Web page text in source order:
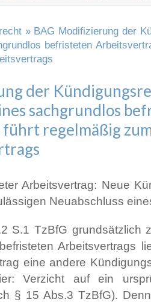
» BAG Modifizierung der
befristeten
der
sachgrundlos
regelmäßig
Arbeitsvertrag: Neue
Neuabschluss
S.1 TzBfG grundsätzlich
Arbeitsvertrags
eine andere
Verzicht auf ein
§ 15 Abs.3 TzBfG).